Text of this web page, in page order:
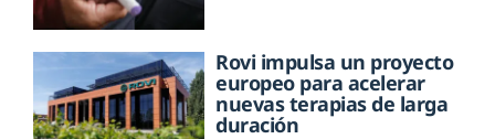
Rovi impulsa un proyecto
europeo para acelerar
nuevas terapias de larga
duración